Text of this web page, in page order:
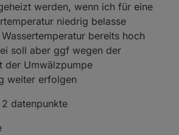
werden, wenn ich für eine
niedrig belasse
bereits hoch
soll aber ggf wegen der
der Umwälzpumpe
weiter erfolgen
datenpunkte